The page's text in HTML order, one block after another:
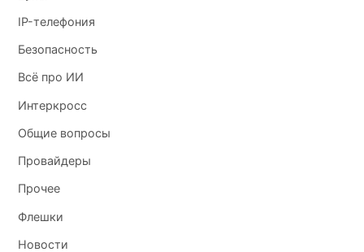
IP-телефония
Безопасность
Всё про ИИ
Интеркросс
Общие вопросы
Провайдеры
Прочее
Флешки
Новости